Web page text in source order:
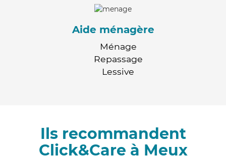
Aide ménagère
Ménage
Repassage
Lessive
Ils recommandent
Click&Care à Meux